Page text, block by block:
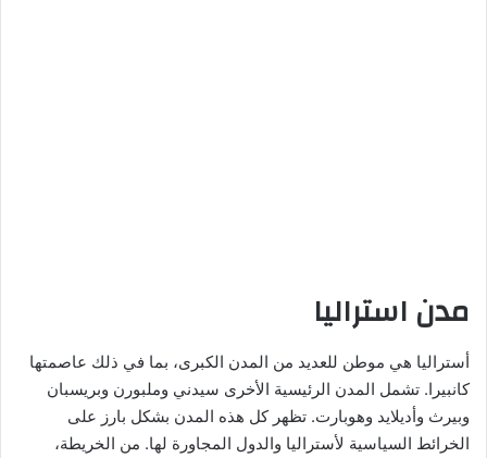
مدن استراليا
أستراليا هي موطن للعديد من المدن الكبرى، بما في ذلك عاصمتها
كانبيرا. تشمل المدن الرئيسية الأخرى سيدني وملبورن وبريسبان
وبيرث وأديلايد وهوبارت. تظهر كل هذه المدن بشكل بارز على
الخرائط السياسية لأستراليا والدول المجاورة لها. من الخريطة،